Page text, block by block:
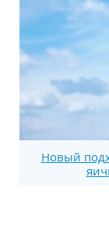
Новый